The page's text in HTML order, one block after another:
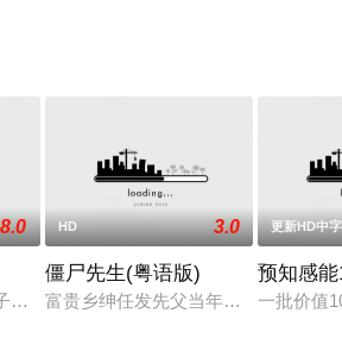
视猫或剧情网等平台了解。
8.0
丹 饰）致力抓拿犯罪分子，身手不凡的
HD 3.0
僵尸先生(粤语版)
富贵乡绅任发先父当年威逼利诱求得
更新HD中字
预知感能
一批价值